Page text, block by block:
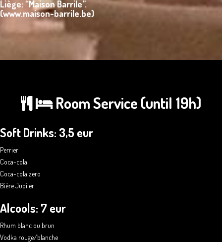
Liège: “Maison Barrile”.
(www.maison-barrile.be)
Room Service (until 19h)
Soft Drinks: 3,5 eur
Perrier
Coca-cola
Coca-cola zero
Bière Jupiler
Alcools: 7 eur
Rhum blanc ou brun
Vodka rouge/blanche